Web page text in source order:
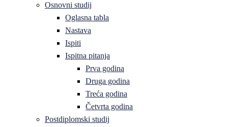
Osnovni studij
Oglasna tabla
Nastava
Ispiti
Ispitna pitanja
Prva godina
Druga godina
Treća godina
Četvrta godina
Postdiplomski studij